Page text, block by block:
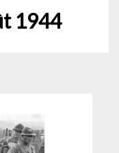
1944